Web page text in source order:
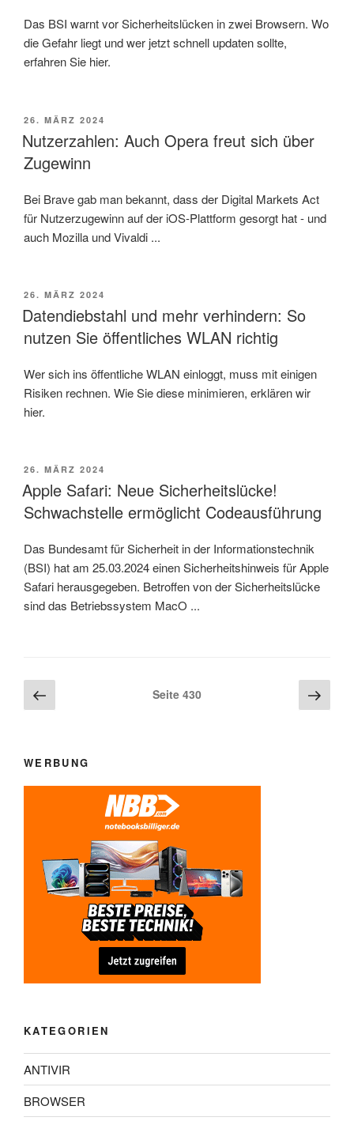
Das BSI warnt vor Sicherheitslücken in zwei Browsern. Wo
die Gefahr liegt und wer jetzt schnell updaten sollte,
erfahren Sie hier.
VERÖFFENTLICHT
AM
26. MÄRZ 2024
Nutzerzahlen: Auch Opera freut sich über
Zugewinn
Bei Brave gab man bekannt, dass der Digital Markets Act
für Nutzerzugewinn auf der iOS-Plattform gesorgt hat - und
auch Mozilla und Vivaldi ...
VERÖFFENTLICHT
AM
26. MÄRZ 2024
Datendiebstahl und mehr verhindern: So
nutzen Sie öffentliches WLAN richtig
Wer sich ins öffentliche WLAN einloggt, muss mit einigen
Risiken rechnen. Wie Sie diese minimieren, erklären wir
hier.
VERÖFFENTLICHT
AM
26. MÄRZ 2024
Apple Safari: Neue Sicherheitslücke!
Schwachstelle ermöglicht Codeausführung
Das Bundesamt für Sicherheit in der Informationstechnik
(BSI) hat am 25.03.2024 einen Sicherheitshinweis für Apple
Safari herausgegeben. Betroffen von der Sicherheitslücke
sind das Betriebssystem MacO ...
Beitragsnavigation
Seite
Seite 430
Seite
WERBUNG
KATEGORIEN
ANTIVIR
BROWSER